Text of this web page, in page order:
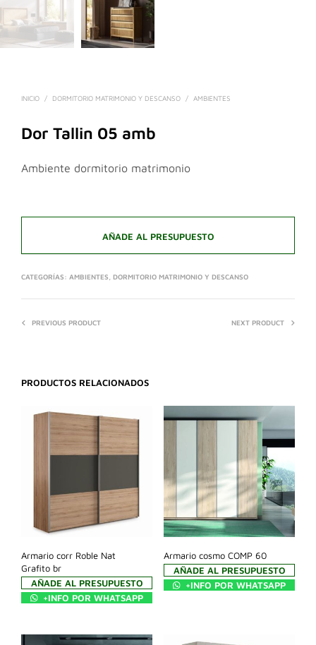
INICIO / DORMITORIO MATRIMONIO Y DESCANSO / AMBIENTES
Dor Tallin 05 amb
Ambiente dormitorio matrimonio
AÑADE AL PRESUPUESTO
CATEGORÍAS: AMBIENTES DORMITORIO MATRIMONIO Y DESCANSO
PREVIOUS PRODUCT NEXT PRODUCT
PRODUCTOS RELACIONADOS
Armario corr Roble Nat
Grafito br
AÑADE AL PRESUPUESTO
+INFO POR WHATSAPP
Armario cosmo COMP 60
AÑADE AL PRESUPUESTO
+INFO POR WHATSAPP